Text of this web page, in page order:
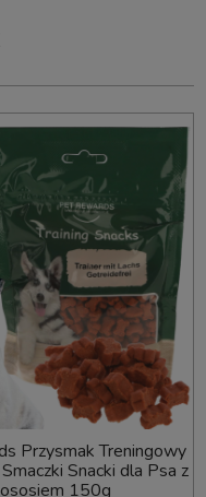
Przysmak Treningowy
Snacki dla Psa z
150g